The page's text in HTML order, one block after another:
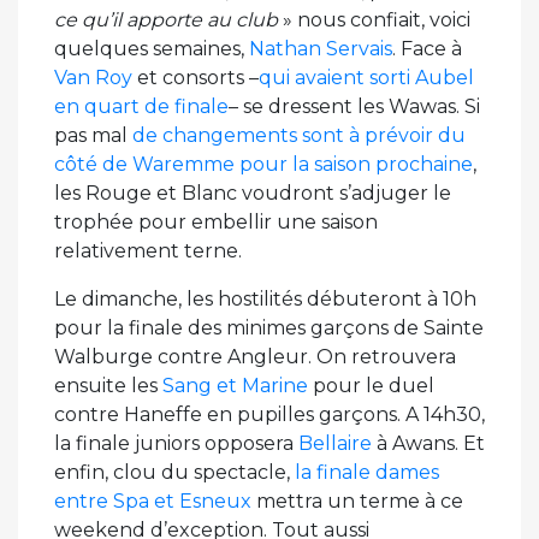
ce qu’il apporte au club» nous confiait, voici
quelques semaines, Nathan Servais. Face à
Van Roy et consorts –qui avaient sorti Aubel
en quart de finale– se dressent les Wawas. Si
pas mal de changements sont à prévoir du
côté de Waremme pour la saison prochaine,
les Rouge et Blanc voudront s’adjuger le
trophée pour embellir une saison
relativement terne.
Le dimanche, les hostilités débuteront à 10h
pour la finale des minimes garçons de Sainte
Walburge contre Angleur. On retrouvera
ensuite les Sang et Marine pour le duel
contre Haneffe en pupilles garçons. A 14h30,
la finale juniors opposera Bellaire à Awans. Et
enfin, clou du spectacle, la finale dames
entre Spa et Esneux mettra un terme à ce
weekend d’exception. Tout aussi